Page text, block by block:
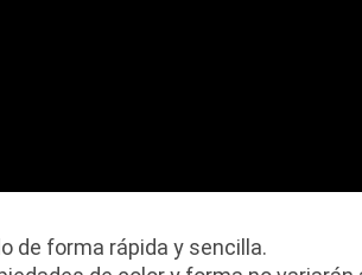
de forma rápida y sencilla.